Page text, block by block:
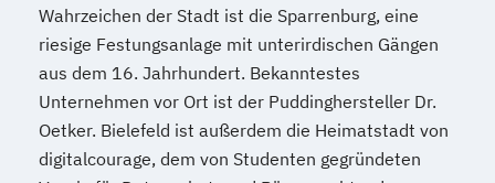
Wahrzeichen der Stadt ist die Sparrenburg, eine
riesige Festungsanlage mit unterirdischen Gängen
aus dem 16. Jahrhundert. Bekanntestes
Unternehmen vor Ort ist der Puddinghersteller Dr.
Oetker. Bielefeld ist außerdem die Heimatstadt von
digitalcourage, dem von Studenten gegründeten